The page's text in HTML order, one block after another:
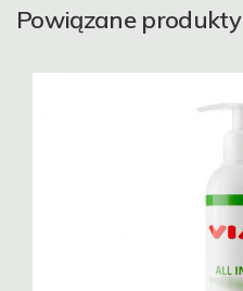
Powiązane produkty